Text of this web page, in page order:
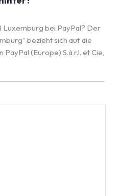
Luxemburg bei PayPal? Der
bezieht sich auf die
(Europe) S.à r.l. et Cie,